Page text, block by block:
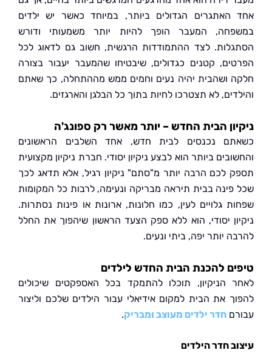
הגדולים ביותר, במיוחד כאשר יש ילדים
המעבר הופך להיות יותר משמעותי ודורש
לצד ההתמודדות הרגשית, חשוב גם לדאוג לכל
קטנים כגדולים, שיבטיחו שהמעבר יעבור בצורה
ושהבית יהיה נעים וחמים ממש מההתחלה, כך שאתם
לא תצטרכו לחיות בתוך כל הבלגן והארגזים.
הבית החדש – יותר מאשר רק ספונג'ה
נכנסים לבית חדש, אחד השלבים הראשונים
ביותר הוא לבצע ניקיון יסודי. חברת ניקיון מקצועית
לכם הרבה יותר מ"סתם" ניקיון רגיל, אלא תדאג לכך
בבית תיראה מבריקה ונעימה, לרבות כל המקומות
גלויים לעין, כמו חלונות, ארונות או פינות נסתרות.
יסודי, הוא ללא ספק הצעד הראשון שיהפוך את החלל
יותר יפה, ביתי ונעים.
להכנת הבית החדש לילדים
הניקיון, תוכלו להתמקד בכל האספקטים שיכולים
את הבית למקום אידיאלי עבור הילדים שלכם וליצור
חדר ילדים מעוצב ומבריק.
חדר הילדים